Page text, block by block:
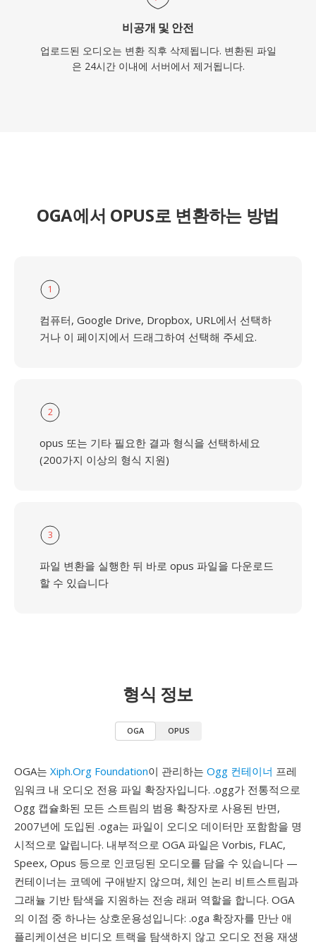
비공개 및 안전
업로드된 오디오는 변환 직후 삭제됩니다. 변환된 파일
은 24시간 이내에 서버에서 제거됩니다.
OGA에서 OPUS로 변환하는 방법
1
컴퓨터, Google Drive, Dropbox, URL에서 선택하
거나 이 페이지에서 드래그하여 선택해 주세요.
2
opus 또는 기타 필요한 결과 형식을 선택하세요
(200가지 이상의 형식 지원)
3
파일 변환을 실행한 뒤 바로 opus 파일을 다운로드
할 수 있습니다
형식 정보
OGA OPUS
OGA는 Xiph.Org Foundation이 관리하는 Ogg 컨테이너 프레
임워크 내 오디오 전용 파일 확장자입니다. .ogg가 전통적으로
Ogg 캡슐화된 모든 스트림의 범용 확장자로 사용된 반면,
2007년에 도입된 .oga는 파일이 오디오 데이터만 포함함을 명
시적으로 알립니다. 내부적으로 OGA 파일은 Vorbis, FLAC,
Speex, Opus 등으로 인코딩된 오디오를 담을 수 있습니다 —
컨테이너는 코덱에 구애받지 않으며, 체인 논리 비트스트림과
그래뉼 기반 탐색을 지원하는 전송 래퍼 역할을 합니다. OGA
의 이점 중 하나는 상호운용성입니다: .oga 확장자를 만난 애
플리케이션은 비디오 트랙을 탐색하지 않고 오디오 전용 재생